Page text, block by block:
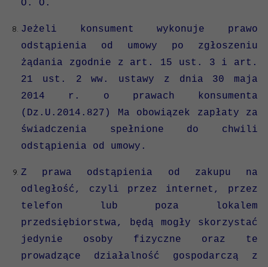
O. O.
Jeżeli konsument wykonuje prawo
odstąpienia od umowy po zgłoszeniu
żądania zgodnie z art. 15 ust. 3 i art.
21 ust. 2 ww. ustawy z dnia 30 maja
2014 r. o prawach konsumenta
(Dz.U.2014.827) Ma obowiązek zapłaty za
świadczenia spełnione do chwili
odstąpienia od umowy.
Z prawa odstąpienia od zakupu na
odległość, czyli przez internet, przez
telefon lub poza lokalem
przedsiębiorstwa, będą mogły skorzystać
jedynie osoby fizyczne oraz te
prowadzące działalność gospodarczą z